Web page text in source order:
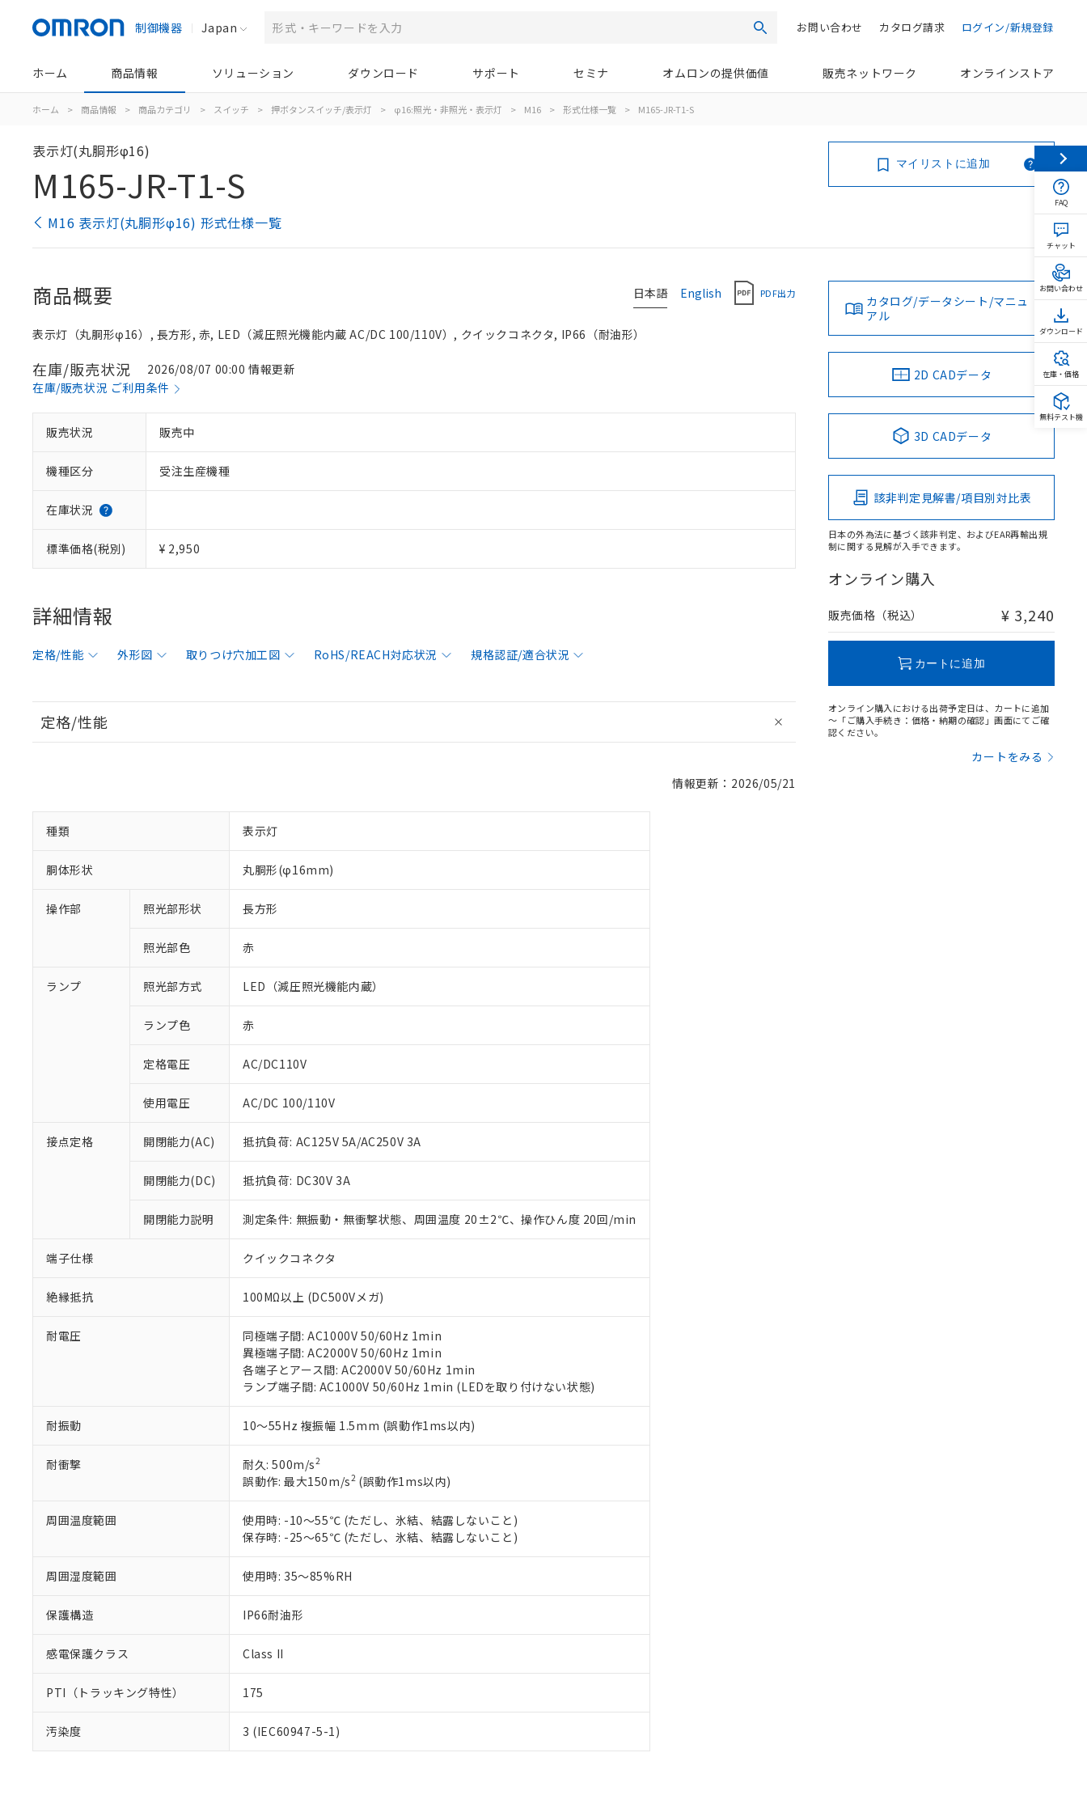
制御機器 Japan 検索 ログイン/新規登録
カタログ請求
お問い合わせ
ホーム 商品情報 ソリューション ダウンロード サポート セミナ オムロンの提供価値 販売ネットワーク オンラインストア
ホーム > 商品情報 > 商品カテゴリ > スイッチ > 押ボタンスイッチ/表示灯 > φ16:照光・非照光・表示灯 > M16 > 形式仕様一覧 > M165-JR-T1-S
表示灯(丸胴形φ16)
M165-JR-T1-S
M16 表示灯(丸胴形φ16) 形式仕様一覧
マイリストに追加
日本語 English PDF出力
商品概要
表示灯（丸胴形φ16）, 長方形, 赤, LED（減圧照光機能内蔵 AC/DC 100/110V）, クイックコネクタ, IP66（耐油形）
在庫/販売状況
2026/08/07 00:00 情報更新
在庫/販売状況 ご利用条件
販売状況 販売中
機種区分 受注生産機種
在庫状況
標準価格(税別) ¥ 2,950
詳細情報
定格/性能 外形図 取りつけ穴加工図 RoHS/REACH対応状況 規格認証/適合状況
定格/性能
情報更新：2026/05/21
種類 表示灯
胴体形状 丸胴形(φ16mm)
操作部 照光部形状 長方形
照光部色 赤
ランプ 照光部方式 LED（減圧照光機能内蔵）
ランプ色 赤
定格電圧 AC/DC110V
使用電圧 AC/DC 100/110V
接点定格 開閉能力(AC) 抵抗負荷: AC125V 5A/AC250V 3A
開閉能力(DC) 抵抗負荷: DC30V 3A
開閉能力説明 測定条件: 無振動・無衝撃状態、周囲温度 20±2℃、操作ひん度 20回/min
端子仕様 クイックコネクタ
絶縁抵抗 100MΩ以上 (DC500Vメガ)
耐電圧
同極端子間: AC1000V 50/60Hz 1min
異極端子間: AC2000V 50/60Hz 1min
各端子とアース間: AC2000V 50/60Hz 1min
ランプ端子間: AC1000V 50/60Hz 1min (LEDを取り付けない状態)
耐振動 10～55Hz 複振幅 1.5mm (誤動作1ms以内)
耐衝撃 耐久: 500m/s2
誤動作: 最大150m/s2(誤動作1ms以内)
周囲温度範囲
使用時: -10～55℃ (ただし、氷結、結露しないこと)
保存時: -25～65℃ (ただし、氷結、結露しないこと)
周囲湿度範囲 使用時: 35～85%RH
保護構造 IP66耐油形
感電保護クラス Class II
PTI（トラッキング特性） 175
汚染度 3 (IEC60947-5-1)
カタログ/データシート/マニュ
アル
2D CADデータ
3D CADデータ
該非判定見解書/項目別対比表
日本の外為法に基づく該非判定、およびEAR再輸出規
制に関する見解が入手できます。
オンライン購入
販売価格（税込） ¥ 3,240
カートに追加
オンライン購入における出荷予定日は、カートに追加
～「ご購入手続き：価格・納期の確認」画面にてご確
認ください。
カートをみる
ご利用条件
以下の条件をお読みいただき、同意のうえご利用ください。
本サービスは、当社制御機器事業取扱商品の当社在庫状況および標準価格(税抜)を提供させていただ
くものです。
在庫状況および標準価格照会結果は、記載している更新日時点での社内データに基づき作成されるも
のであり、閲覧された時点での実際の在庫および標準価格とは異なる場合があることをご了承くださ
い。
正式な納期状況および標準価格はお客様のお取引先、またはお客様担当のオムロン制御機器販売店・
当社販売員にご相談ください。
オムロン制御機器販売店や当社販売拠点は「
在庫状況および標準価格結果を当社の事前の承諾なく第三者に漏洩または開示しないようお願いしま
す。
マイパーツ機能（部品リスト作成サービス）をご利用いただくには、I-Webメンバーズにご登録され
お客様が当ウェブサイト上で当社にご登録された部品リストについて、当社および当社の共同利用者
が、当社の製品・サービスに関するお客様との取引・商談に必要な範囲で利用することをご了承くだ
さい。
※当社の共同利用者とは、"個人情報の共同利用に関して"
いる法人を指します。
※1 対応状況
対応予定なし：EU RoHS指令（10物質）の非含有に非対応の商品で、対応品を出す予定はありません。
調査・確認中：EU RoHS指令（10物質）の非含有の対応状況を調査中または確認中の商品です。
非該当品：ライセンス料など無形物で、有害物質有無と関係のない商品です。
仕入先様の事情により、非含有部品としていたものが、含有品と判明した場合などやむを得ず変更すること
があります。
*EU RoHS指令（10物質）：
鉛(Pb) 1000ppm以下、 水銀(Hg) 1000ppm以下、 カドミウム(Cd) 100ppm以下、
六価クロム(Cr(Ⅵ)) 1000ppm以下、ポリ臭化ビフェニル類(PBB) 1000ppm以下、ポリ臭化ジフェニルエーテル類(PBDE) 1000ppm以下、
ル（DBP） 1000ppm以下、フタル酸ジイソブチル (DIBP) 1000ppm以下
※2 対応予定月
部品在庫の切り替え状況などにより、予定月が前後することがあります。
※3 非含有証明書ダウンロード
下記の非含有証明書をダウンロードすることができます。
EU RoHS指令（10物質）の非含有証明書
51物質の非含有証明書（当社基準）
※本証明書は発行日時点で非含有を証明するもので、過去に遡って非含有を証明するものではありません。
また、RoHS指令のフタル酸エステル類４物質の対応では、対応完了までの期間は出荷製品に未対応品が
混在することから備考欄に対応日を記載しておりました。
「○」：最大均質材料含有率が中国RoHSの基準値以下であることを示します。
「×」：最大均質材料含有率が中国RoHSの基準値を超えていることを示します。
「－」：未確認です。当社販売部門へお問い合わせください。
*中国RoHS10物質の基準値 (GB/T26572)：
Cr(Ⅵ)(六価クロム) : 1000ppm、 PBBs(ポリ臭化ビフェニル類) : 1000ppm、 PBDEs(ポリ臭化ジフェニルエーテル類) : 1000ppm、
DBP(フタル酸ジブチル) : 1000ppm、 DIBP(フタル酸ジイソブチル) : 1000ppm、 BBP(フタル酸ブチルベンジル) : 1000ppm、
DEHP(フタル酸ビス(2-エチルヘキシル)) : 1000ppm
※2 環境保護使用期限
「ｅ」：有害物質（10物質）のすべてが基準値以下であることを示します。
「10」：通常の使用状況下において有害物質が外部に漏えいし、環境に深刻な影響を及ぼさない年数を意
味します。
「－」：未確認です。当社販売部門へお問い合わせください。
当社は、これら貴社製品のうち、外国為替および外国貿易法に定める商品（以下｢規制貨物等」とい
う）を輸出または国外への提供する場合は、日本国政府の輸出許可(または役務取引許可)を取得する
当社は規制貨物を破棄する場合は、完全に破砕するなど、違法に輸出されないよう必要な手段を講じ
ます。
当社は貴社製品を、核兵器、ミサイル、化学兵器、生物兵器またはその他武器並びにこれらの製造装
置等に一切使用いたしません。
当社は、貴社製品を第三者に販売する場合は、上記1、2および3の内容を当該第三者に通知します。
また当社は、販売先および販売に係わる関係者が違法に輸出するおそれがある場合は、取り引きをい
たしません。
記
号
説明
○ 一定数以上の在庫あり
△ 一定数には満たないが在庫あり
－
在庫なし(最新の在庫状況については、お客様のお取引先、またはお客様担当のオムロン制御
機器販売店・当社販売員にご確認ください)
空
白
受注生産機種、また在庫状況の情報を公開していない機種
FAQ
チャット
お問い合わせ
ダウンロード
在庫・価格
無料テスト機